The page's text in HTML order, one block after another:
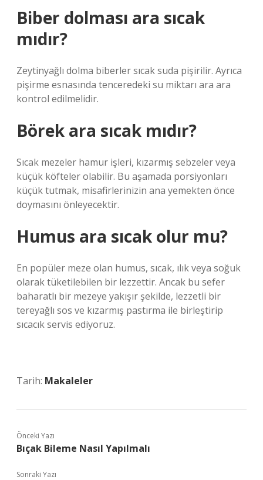
Biber dolması ara sıcak
mıdır?
Zeytinyağlı dolma biberler sıcak suda pişirilir. Ayrıca
pişirme esnasında tenceredeki su miktarı ara ara
kontrol edilmelidir.
Börek ara sıcak mıdır?
Sıcak mezeler hamur işleri, kızarmış sebzeler veya
küçük köfteler olabilir. Bu aşamada porsiyonları
küçük tutmak, misafirlerinizin ana yemekten önce
doymasını önleyecektir.
Humus ara sıcak olur mu?
En popüler meze olan humus, sıcak, ılık veya soğuk
olarak tüketilebilen bir lezzettir. Ancak bu sefer
baharatlı bir mezeye yakışır şekilde, lezzetli bir
tereyağlı sos ve kızarmış pastırma ile birleştirip
sıcacık servis ediyoruz.
Tarih: Makaleler
Önceki Yazı
Bıçak Bileme Nasıl Yapılmalı
Sonraki Yazı